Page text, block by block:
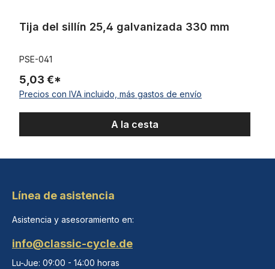
Tija del sillín 25,4 galvanizada 330 mm
PSE-041
5,03 €*
Precios con IVA incluido, más gastos de envío
A la cesta
Línea de asistencia
Asistencia y asesoramiento en:
info@classic-cycle.de
Lu-Jue: 09:00 - 14:00 horas